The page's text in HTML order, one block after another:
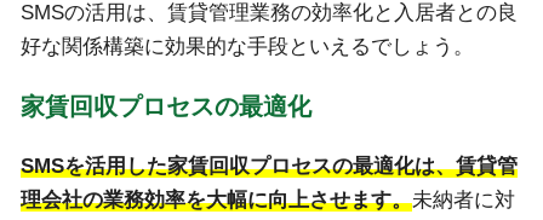
SMSの活用は、賃貸管理業務の効率化と入居者との良
好な関係構築に効果的な手段といえるでしょう。
家賃回収プロセスの最適化
SMSを活用した家賃回収プロセスの最適化は、賃貸管
理会社の業務効率を大幅に向上させます。未納者に対